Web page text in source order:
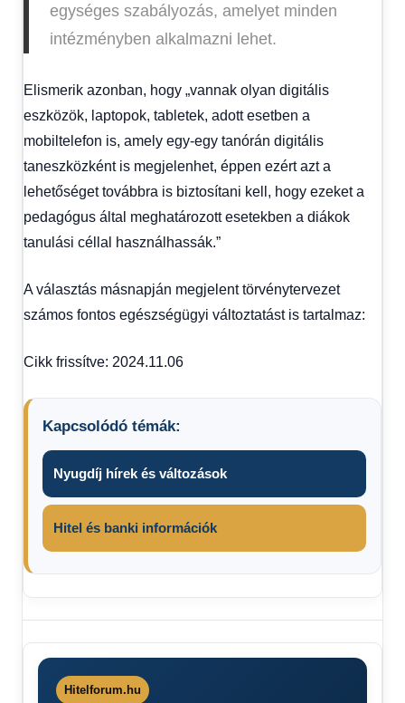
egységes szabályozás, amelyet minden
intézményben alkalmazni lehet.
Elismerik azonban, hogy „vannak olyan digitális
eszközök, laptopok, tabletek, adott esetben a
mobiltelefon is, amely egy-egy tanórán digitális
taneszközként is megjelenhet, éppen ezért azt a
lehetőséget továbbra is biztosítani kell, hogy ezeket a
pedagógus által meghatározott esetekben a diákok
tanulási céllal használhassák.”
A választás másnapján megjelent törvénytervezet
számos fontos egészségügyi változtatást is tartalmaz:
Cikk frissítve: 2024.11.06
Kapcsolódó témák:
Nyugdíj hírek és változások
Hitel és banki információk
mobiltelefonokat
az iskolákbólHitelforum.hu